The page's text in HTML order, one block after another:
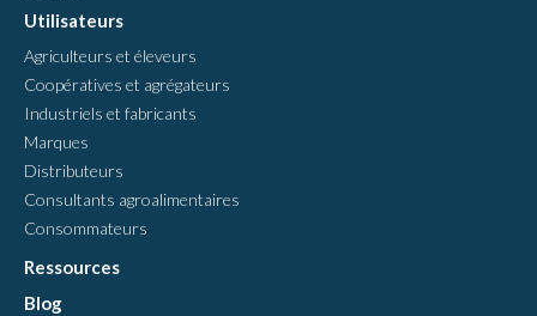
Utilisateurs
Agriculteurs et éleveurs
Coopératives et agrégateurs
Industriels et fabricants
Marques
Distributeurs
Consultants agroalimentaires
Consommateurs
Ressources
Blog